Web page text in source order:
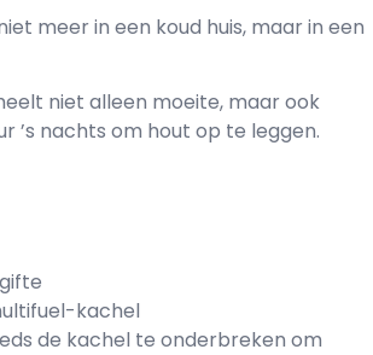
meer in een koud huis, maar in een
niet alleen moeite, maar ook
’s nachts om hout op te leggen.
kachel
de kachel te onderbreken om